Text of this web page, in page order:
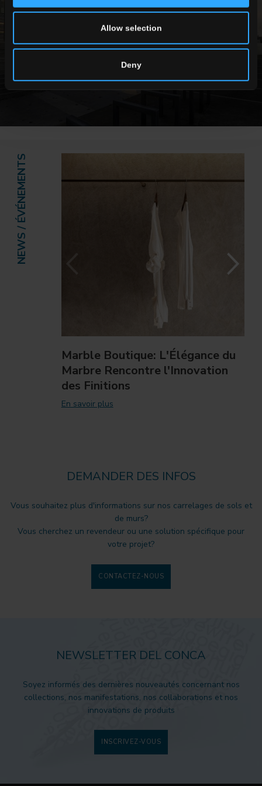
Allow selection
Deny
NEWS / ÉVÉNEMENTS
Marble Boutique: L'Élégance du
Marbre Rencontre l'Innovation
des Finitions
En savoir plus
DEMANDER DES INFOS
Vous souhaitez plus d'informations sur nos carrelages de sols et
de murs?
Vous cherchez un revendeur ou une solution spécifique pour
votre projet?
CONTACTEZ-NOUS
NEWSLETTER DEL CONCA
Soyez informés des dernières nouveautés concernant nos
collections, nos manifestations, nos collaborations et nos
innovations de produits
INSCRIVEZ-VOUS